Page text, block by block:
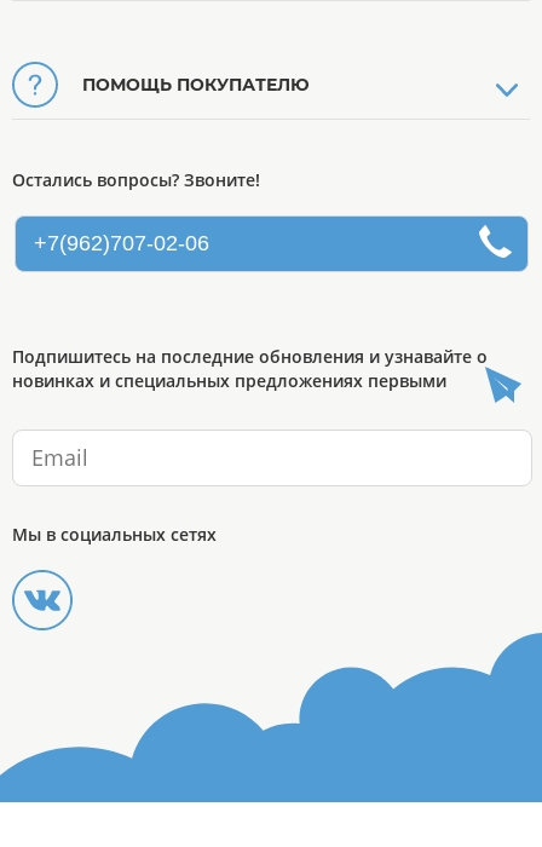
ПОМОЩЬ ПОКУПАТЕЛЮ
Остались вопросы? Звоните!
+7(962)707-02-06
Подпишитесь на последние обновления и узнавайте о
новинках и специальных предложениях первыми
Мы в социальных сетях